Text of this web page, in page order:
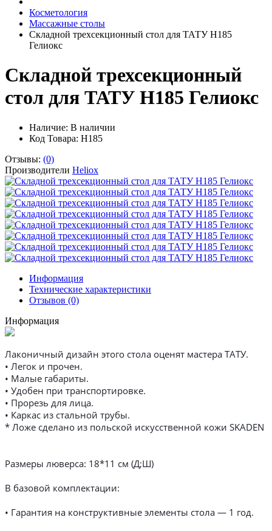
Косметология
Массажные столы
Складной трехсекционный стол для ТАТУ H185
Гелиокс
Складной трехсекционный
стол для ТАТУ H185 Гелиокс
Наличие: В наличии
Код Товара: H185
Отзывы: (0)
Производители Heliox
Информация
Технические характеристики
Отзывов (0)
Информация
Лаконичный дизайн этого стола оценят мастера ТАТУ.
• Легок и прочен.
• Малые габариты.
• Удобен при транспортировке.
• Прорезь для лица.
• Каркас из стальной трубы.
* Ложе сделано из польской искусственной кожи SKADEN
Размеры люверса: 18*11 см (Д;Ш)
В базовой комплектации:
• Гарантия на конструктивные элементы стола — 1 год.